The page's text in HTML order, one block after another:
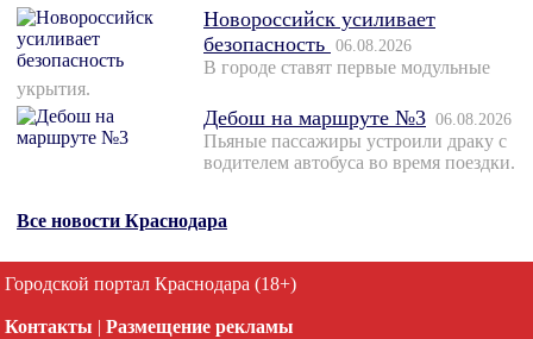
Новороссийск усиливает
безопасность 06.08.2026
В городе ставят первые модульные
укрытия.
Дебош на маршруте №3 06.08.2026
Пьяные пассажиры устроили драку с
водителем автобуса во время поездки.
Все новости Краснодара
Городской портал Краснодара (18+)
Контакты | Размещение рекламы